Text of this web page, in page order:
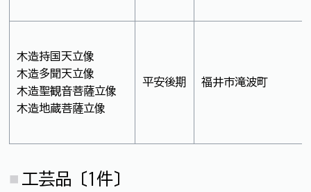
木造持国天立像
木造多聞天立像
木造聖観音菩薩立像
木造地蔵菩薩立像
平安後期 福井市滝波町
工芸品〔1件〕